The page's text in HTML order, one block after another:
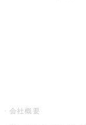
会社概要